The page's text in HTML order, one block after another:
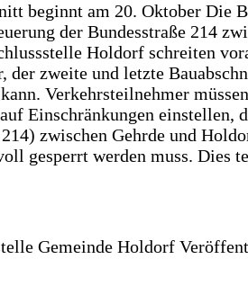
beginnt am 20. Oktober Die
der Bundesstraße 214
Holdorf schreiten
der zweite und letzte
Verkehrsteilnehmer
Einschränkungen einstellen,
zwischen Gehrde und
gesperrt werden muss. Dies
Gemeinde Holdorf